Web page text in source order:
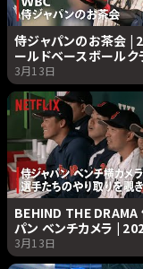
侍ジャパンのお茶会 |
ールドベースボールク
| Netflix Japan
3月13日
BEHIND THE DRAMA
パン ベンチカメラ |
ルドベースボールクラ
Netflix Japan
3月13日